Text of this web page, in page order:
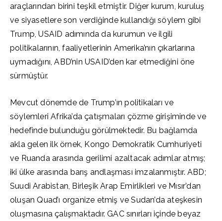
araçlarından birini teşkil etmiştir. Diğer kurum, kuruluş
ve siyasetlere son verdiğinde kullandığı söylem gibi
Trump, USAID adımında da kurumun ve ilgili
politikalarının, faaliyetlerinin Amerika’nın çıkarlarına
uymadığını, ABD’nin USAID’den kar etmediğini öne
sürmüştür.
Mevcut dönemde de Trump’ın politikaları ve
söylemleri Afrika’da çatışmaları çözme girişiminde ve
hedefinde bulunduğu görülmektedir. Bu bağlamda
akla gelen ilk örnek, Kongo Demokratik Cumhuriyeti
ve Ruanda arasında gerilimi azaltacak adımlar atmış;
iki ülke arasında barış andlaşması imzalanmıştır. ABD;
Suudi Arabistan, Birleşik Arap Emirlikleri ve Mısır’dan
oluşan Quad’ı organize etmiş ve Sudan’da ateşkesin
oluşmasına çalışmaktadır. GAC sınırları içinde beyaz